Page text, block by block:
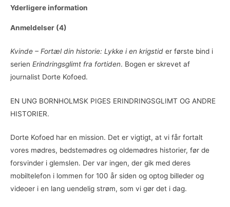
Yderligere information
Anmeldelser (4)
Kvinde – Fortæl din historie: Lykke i en krigstid er første bind i
serien Erindringsglimt fra fortiden. Bogen er skrevet af
journalist Dorte Kofoed.
EN UNG BORNHOLMSK PIGES ERINDRINGSGLIMT OG ANDRE
HISTORIER.
Dorte Kofoed har en mission. Det er vigtigt, at vi får fortalt
vores mødres, bedstemødres og oldemødres historier, før de
forsvinder i glemslen. Der var ingen, der gik med deres
mobiltelefon i lommen for 100 år siden og optog billeder og
videoer i en lang uendelig strøm, som vi gør det i dag.